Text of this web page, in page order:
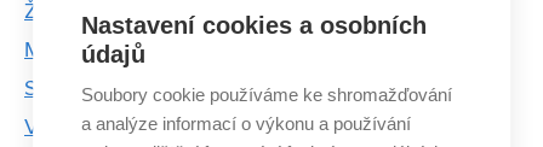
Ženy z VUT, které hýbou světem vědy a techniky
Miroslav Michalko: Baví mě rozjíždět nové projekty.
S byznysem jsem začal už na vysoké škole
VUT jako rodinná tradice. Oceněný student Josef
Nastavení cookies a osobních
údajů
Soubory cookie používáme ke shromažďování
a analýze informací o výkonu a používání